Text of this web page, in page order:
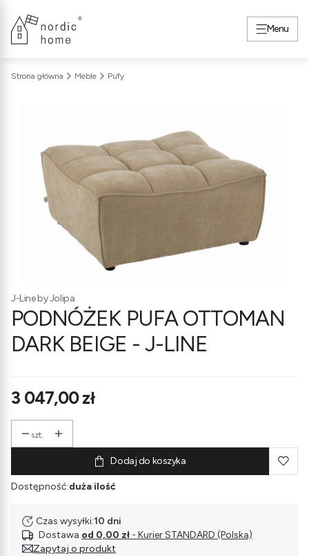
Menu
Strona główna Meble Pufy
J-Line by Jolipa
PODNÓŻEK PUFA OTTOMAN
DARK BEIGE - J-LINE
Cena
3 047,00 zł
szt.
Dodaj do koszyka
Dostępność:duża ilość
Czas wysyłki:10 dni
Dostawa od 0,00 zł - Kurier STANDARD (Polska)
Zapytaj o produkt